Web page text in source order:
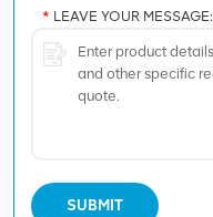
* LEAVE YOUR MESSAGE:
SUBMIT